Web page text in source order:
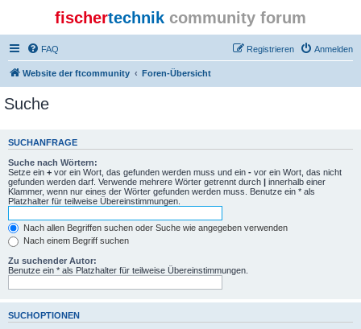
fischertechnik community forum
FAQ Anmelden
Registrieren
Website der ftcommunity Foren-Übersicht
Suche
SUCHANFRAGE
Suche nach Wörtern:
Setze ein + vor ein Wort, das gefunden werden muss und ein - vor ein Wort, das nicht
gefunden werden darf. Verwende mehrere Wörter getrennt durch | innerhalb einer
Klammer, wenn nur eines der Wörter gefunden werden muss. Benutze ein * als
Platzhalter für teilweise Übereinstimmungen.
Nach allen Begriffen suchen oder Suche wie angegeben verwenden
Nach einem Begriff suchen
Zu suchender Autor:
Benutze ein * als Platzhalter für teilweise Übereinstimmungen.
SUCHOPTIONEN